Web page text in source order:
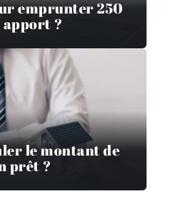
emprunter 250
apport ?
le montant de
prêt ?